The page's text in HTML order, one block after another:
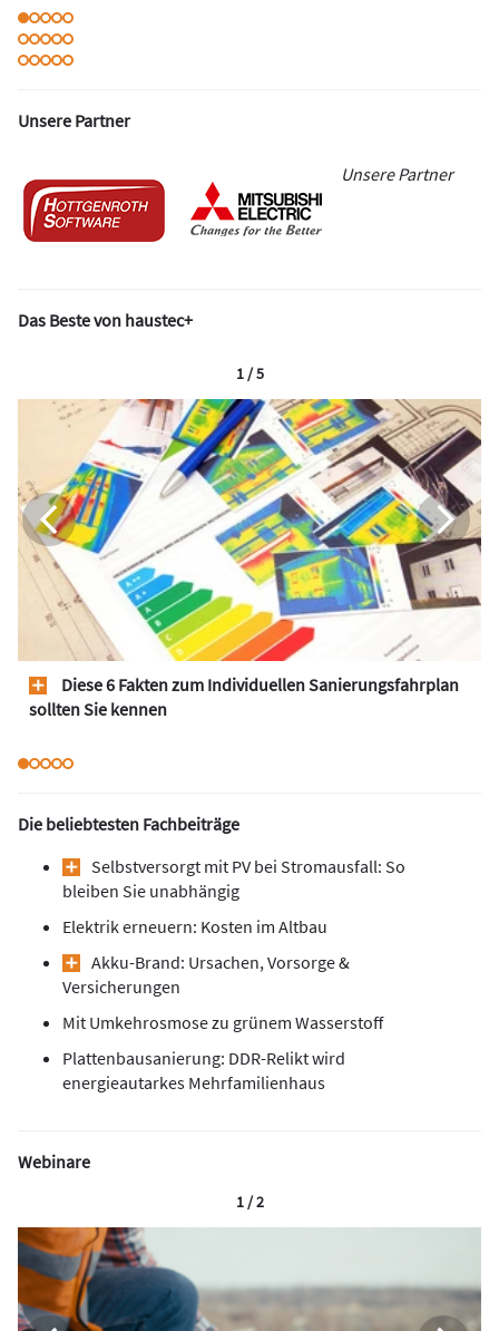
Unsere Partner
Unsere Partner
Das Beste von haustec+
Diese 6 Fakten zum Individuellen Sanierungsfahrplan
sollten Sie kennen
1 / 5
Die beliebtesten Fachbeiträge
Selbstversorgt mit PV bei Stromausfall: So
bleiben Sie unabhängig
Elektrik erneuern: Kosten im Altbau
Akku-Brand: Ursachen, Vorsorge &
Versicherungen
Mit Umkehrosmose zu grünem Wasserstoff
Plattenbausanierung: DDR-Relikt wird
energieautarkes Mehrfamilienhaus
Webinare
1 / 2